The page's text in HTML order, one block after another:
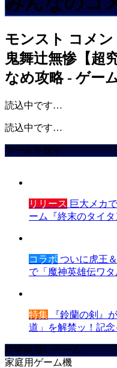
モンスト コメン
鬼舞辻無惨【超
なめ攻略 - ゲー
読込中です…
読込中です…
ゲームを探す
リリース 巨大メカ
ーム『終末のタイ
コラボ ついに虎王
で「魔神英雄伝ワ
特集 『鈴蘭の剣』
道」を解禁ッ！記
攻略取扱いゲーム
家庭用ゲーム機